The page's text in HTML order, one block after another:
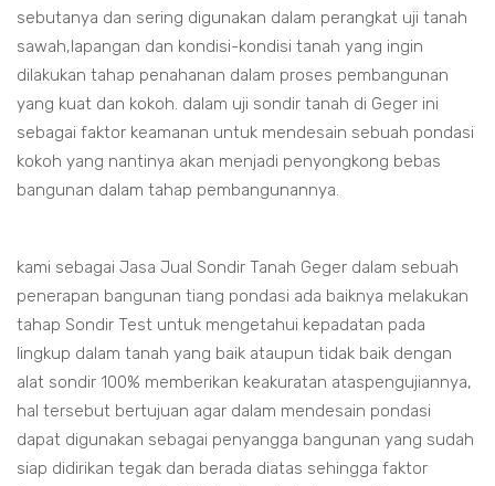
sebutanya dan sering digunakan dalam perangkat uji tanah
sawah,lapangan dan kondisi-kondisi tanah yang ingin
dilakukan tahap penahanan dalam proses pembangunan
yang kuat dan kokoh. dalam uji sondir tanah di Geger ini
sebagai faktor keamanan untuk mendesain sebuah pondasi
kokoh yang nantinya akan menjadi penyongkong bebas
bangunan dalam tahap pembangunannya.
kami sebagai Jasa Jual Sondir Tanah Geger dalam sebuah
penerapan bangunan tiang pondasi ada baiknya melakukan
tahap Sondir Test untuk mengetahui kepadatan pada
lingkup dalam tanah yang baik ataupun tidak baik dengan
alat sondir 100% memberikan keakuratan ataspengujiannya,
hal tersebut bertujuan agar dalam mendesain pondasi
dapat digunakan sebagai penyangga bangunan yang sudah
siap didirikan tegak dan berada diatas sehingga faktor